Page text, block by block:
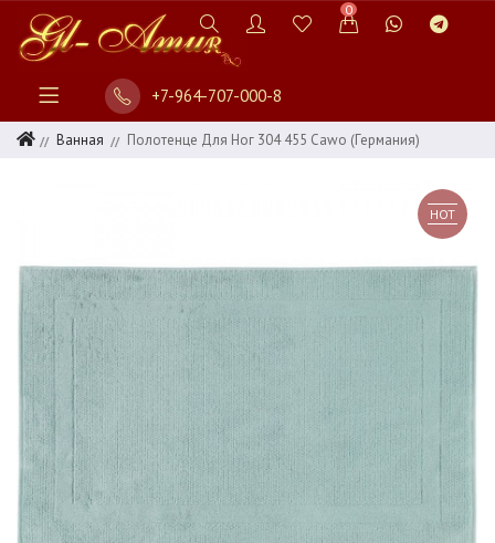
0
+7-964-707-000-8
Ванная Полотенце Для Ног 304 455 Cawo (Германия)
HOT